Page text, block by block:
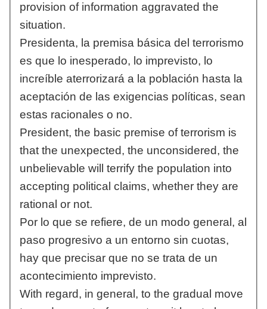
provision of information aggravated the
situation.
Presidenta, la premisa básica del terrorismo
es que lo inesperado, lo imprevisto, lo
increíble aterrorizará a la población hasta la
aceptación de las exigencias políticas, sean
estas racionales o no.
President, the basic premise of terrorism is
that the unexpected, the unconsidered, the
unbelievable will terrify the population into
accepting political claims, whether they are
rational or not.
Por lo que se refiere, de un modo general, al
paso progresivo a un entorno sin cuotas,
hay que precisar que no se trata de un
acontecimiento imprevisto.
With regard, in general, to the gradual move